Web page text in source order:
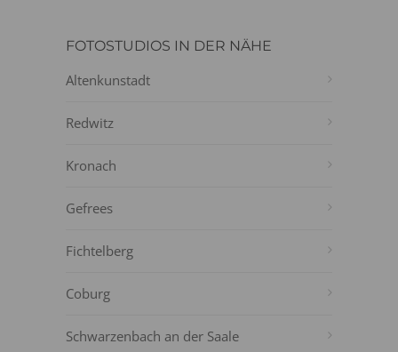
FOTOSTUDIOS IN DER NÄHE
Altenkunstadt
Redwitz
Kronach
Gefrees
Fichtelberg
Coburg
Schwarzenbach an der Saale